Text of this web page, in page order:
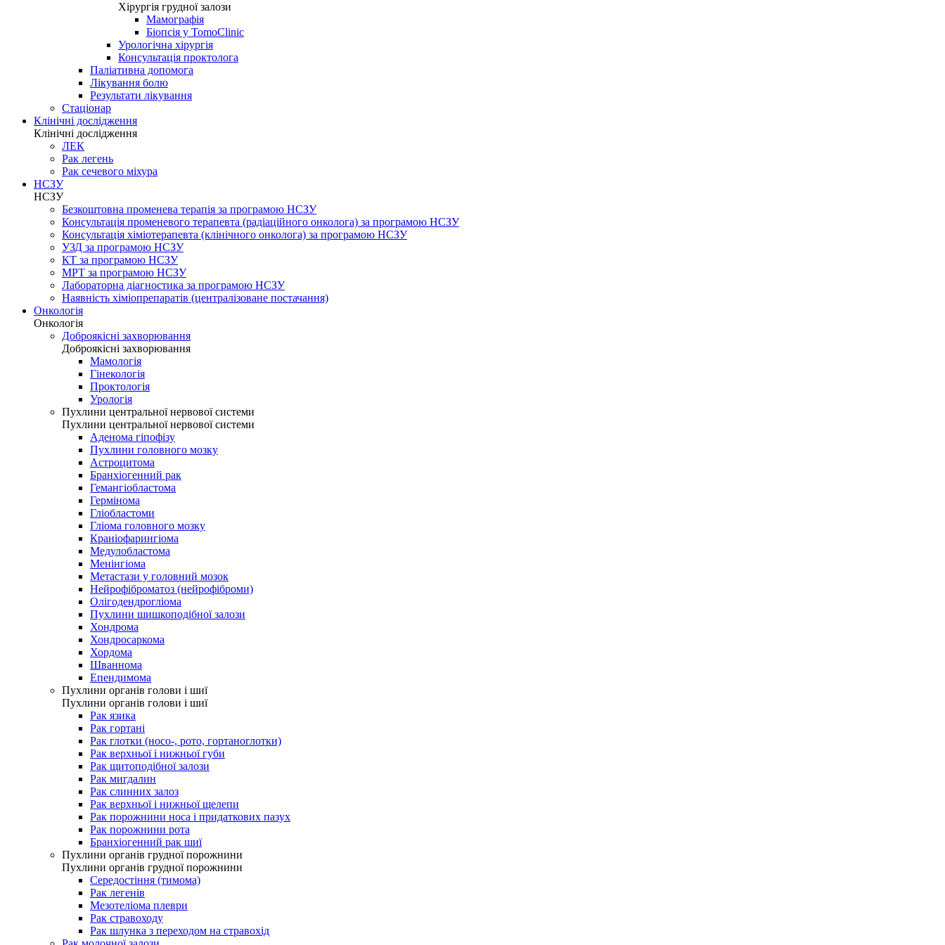
Хірургія грудної залози
Мамографія
Біопсія у TomoClinic
Урологічна хірургія
Консультація проктолога
Паліативна допомога
Лікування болю
Результати лікування
Стаціонар
Клінічні дослідження
Клінічні дослідження
ЛЕК
Рак легень
Рак сечевого міхура
НСЗУ
НСЗУ
Безкоштовна променева терапія за програмою НСЗУ
Консультація променевого терапевта (радіаційного онколога) за програмою НСЗУ
Консультація хіміотерапевта (клінічного онколога) за програмою НСЗУ
УЗД за програмою НСЗУ
КТ за програмою НСЗУ
МРТ за програмою НСЗУ
Лабораторна діагностика за програмою НСЗУ
Наявність хіміопрепаратів (централізоване постачання)
Онкологія
Онкологія
Доброякісні захворювання
Доброякісні захворювання
Мамологія
Гінекологія
Проктологія
Урологія
Пухлини центральної нервової системи
Пухлини центральної нервової системи
Аденома гіпофізу
Пухлини головного мозку
Астроцитома
Бранхіогенний рак
Гемангіобластома
Гермінома
Гліобластоми
Гліома головного мозку
Краніофарингіома
Медулобластома
Менінгіома
Метастази у головний мозок
Нейрофіброматоз (нейрофіброми)
Олігодендрогліома
Пухлини шишкоподібної залози
Хондрома
Хондросаркома
Хордома
Шваннома
Епендимома
Пухлини органів голови і шиї
Пухлини органів голови і шиї
Рак язика
Рак гортані
Рак глотки (носо-, рото, гортаноглотки)
Рак верхньої і нижньої губи
Рак щитоподібної залози
Рак мигдалин
Рак слинних залоз
Рак верхньої і нижньої щелепи
Рак порожнини носа і придаткових пазух
Рак порожнини рота
Бранхіогенний рак шиї
Пухлини органів грудної порожнини
Пухлини органів грудної порожнини
Середостіння (тимома)
Рак легенів
Мезотеліома плеври
Рак стравоходу
Рак шлунка з переходом на стравохід